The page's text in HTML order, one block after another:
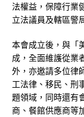
法權益，保障行業
立法議員及轄區警
本會成立後，與「
成，全面維護從業
外，亦邀請多位律
工法律、移民、刑
題領域，同時還有
商、餐館供應商等